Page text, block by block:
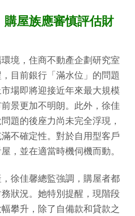
購屋族應審慎評估財
境，住商不動產企劃研究室
目前銀行「滿水位」的問題
場即將迎接近年來最大規模
景更加不明朗。此外，徐佳
題的後座力尚未完全浮現，
不確定性。對於自用型客戶
，並在適當時機伺機而動。
徐佳馨總監強調，購屋者都
狀況。她特別提醒，現階段
攀升，除了自備款和貸款之